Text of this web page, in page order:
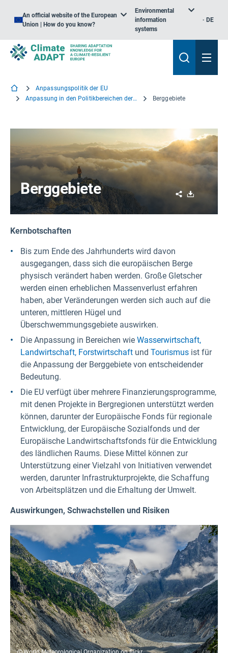
An official website of the European
Union | How do you know?
Environmental
information
systems
DE
Anpassungspolitik der EU
Anpassung in den Politikbereichen der EU
Berggebiete
Berggebiete Share
Kernbotschaften
Bis zum Ende des Jahrhunderts wird davon
ausgegangen, dass sich die europäischen Berge
physisch verändert haben werden. Große Gletscher
werden einen erheblichen Massenverlust erfahren
haben, aber Veränderungen werden sich auch auf die
unteren, mittleren Hügel und
Überschwemmungsgebiete auswirken.
Die Anpassung in Bereichen wie Wasserwirtschaft,
Landwirtschaft, Forstwirtschaft und Tourismus ist für
die Anpassung der Berggebiete von entscheidender
Bedeutung.
Die EU verfügt über mehrere Finanzierungsprogramme,
mit denen Projekte in Bergregionen unterstützt werden
können, darunter der Europäische Fonds für regionale
Entwicklung, der Europäische Sozialfonds und der
Europäische Landwirtschaftsfonds für die Entwicklung
des ländlichen Raums. Diese Mittel können zur
Unterstützung einer Vielzahl von Initiativen verwendet
werden, darunter Infrastrukturprojekte, die Schaffung
von Arbeitsplätzen und die Erhaltung der Umwelt.
Auswirkungen, Schwachstellen und Risiken